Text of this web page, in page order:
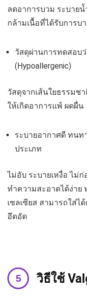
ลดอาการบวม ระบาย
กล้ามเนื้อที่ได้รับการบ
วัสดุผ่านการทดสอบ
(Hypoallergenic)
วัสดุจากเส้นใยธรรมช
ให้เกิดอาการแพ้ ผดผื่น
ระบายอากาศดี ทนท
ประเภท
ไม่อับ ระบายเหงื่อ ไม่
ทำความสะอาดได้ง่าย
เซลเซียส สามารถใส่ไ
อึดอัด
วิธีใช้